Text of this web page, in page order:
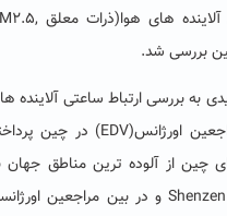
بیمارستان مرکزی بائوان ارتباط ساعتی آلاینده های هوا(ذرات معلق PM2.5,
بررسی ارتباط ساعتی آلاینده های
هوا(ذرات معلق PM2.5, PM10) با مراجعین اورژانس(EDV) در چین پرداخته
آلوده ترین مناطق جهان به
حساب می آیند، این مطالعه در شهر Shenzen و در بین مراجعین اورژانسی